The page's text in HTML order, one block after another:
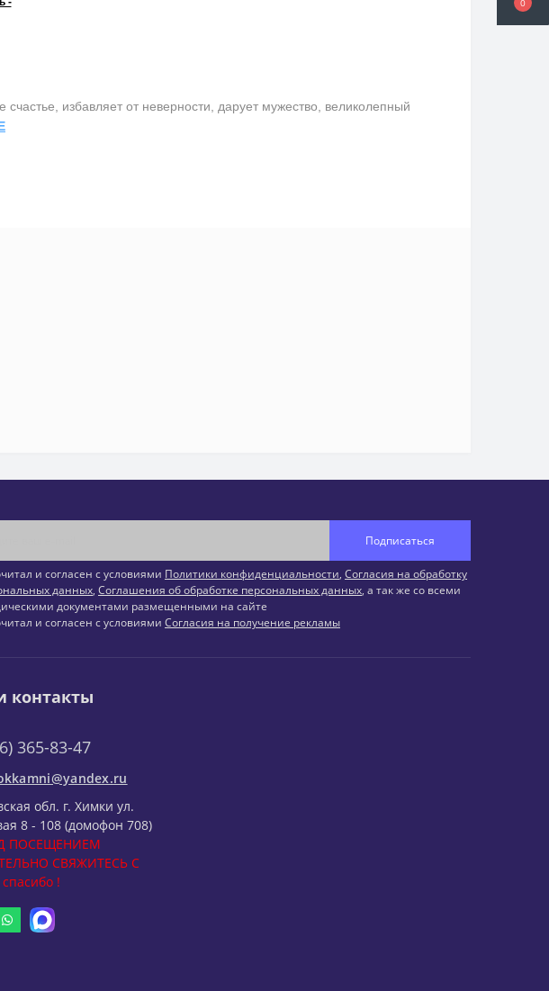
0
избавляет от неверности, дарует мужество, великолепный
Подписаться
и согласен с условиями Политики конфиденциальности, Согласия на обработку
данных, Соглашения об обработке персональных данных, а так же со всеми
документами размещенными на сайте
и согласен с условиями Согласия на получение рекламы
контакты
365-83-47
обл. г. Химки ул.
8 - 108 (домофон 708)
ПОСЕЩЕНИЕМ
СВЯЖИТЕСЬ С
!